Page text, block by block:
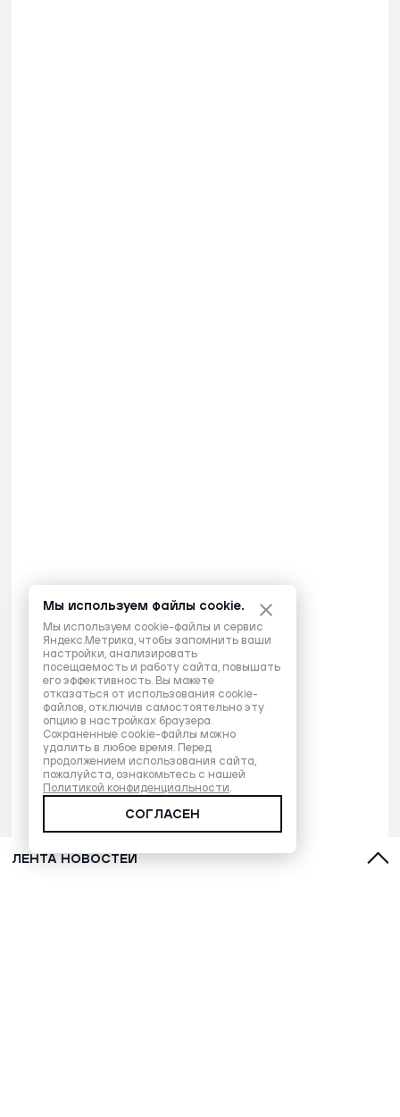
ЛЕНТА НОВОСТЕЙ
Мы используем файлы cookie.
Мы используем cookie-файлы и сервис
Яндекс.Метрика, чтобы запомнить ваши
настройки, анализировать
посещаемость и работу сайта, повышать
его эффективность. Вы можете
отказаться от использования cookie-
файлов, отключив самостоятельно эту
опцию в настройках браузера.
Сохраненные cookie-файлы можно
удалить в любое время. Перед
продолжением использования сайта,
пожалуйста, ознакомьтесь с нашей
Политикой конфиденциальности.
СОГЛАСЕН